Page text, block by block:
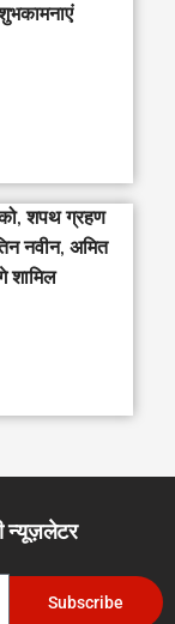
शपथ ग्रहण
नवीन, अमित
शामिल
न्यूज़लेटर
Subscribe